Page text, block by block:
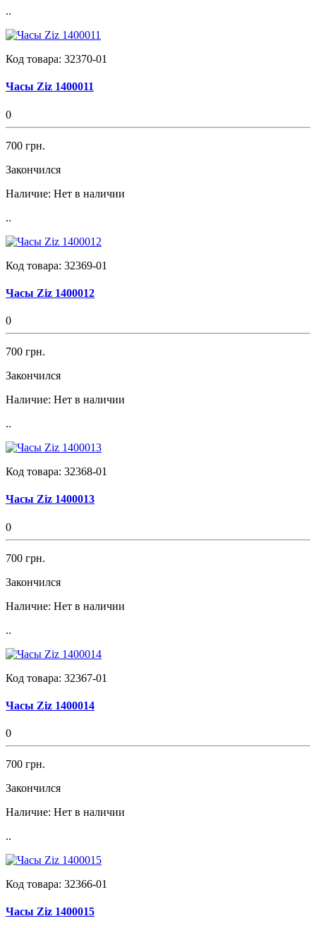
..
Код товара: 32370-01
Часы Ziz 1400011
0
700 грн.
Закончился
Наличие: Нет в наличии
..
Код товара: 32369-01
Часы Ziz 1400012
0
700 грн.
Закончился
Наличие: Нет в наличии
..
Код товара: 32368-01
Часы Ziz 1400013
0
700 грн.
Закончился
Наличие: Нет в наличии
..
Код товара: 32367-01
Часы Ziz 1400014
0
700 грн.
Закончился
Наличие: Нет в наличии
..
Код товара: 32366-01
Часы Ziz 1400015